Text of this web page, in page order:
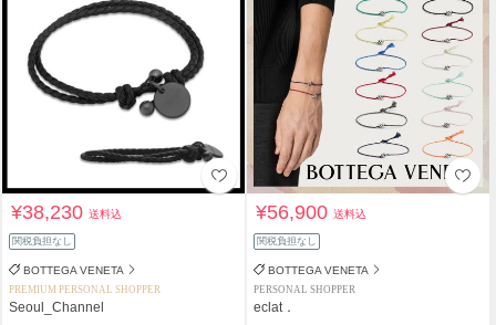
¥38,230送料込
関税負担なし
BOTTEGA VENETA
PREMIUM PERSONAL SHOPPER
Seoul_Channel
¥56,900送料込
関税負担なし
BOTTEGA VENETA
PERSONAL SHOPPER
eclat．